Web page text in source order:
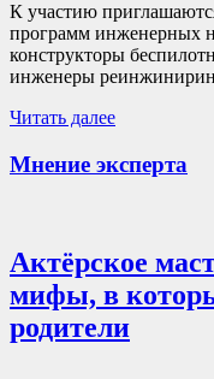
К участию
программ инженерных
конструкторы
инженеры
Читать далее
Мнение эксперта
Актёрское
мифы, в
родители